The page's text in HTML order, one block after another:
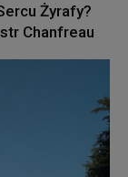
Żyrafy?
Chanfreau